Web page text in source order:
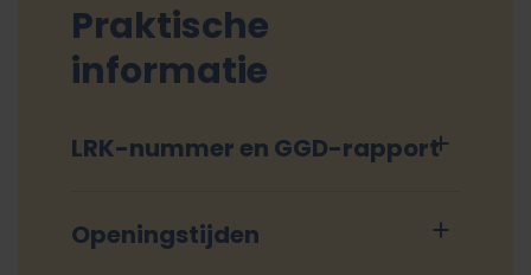
Praktische
informatie
LRK-nummer en GGD-rapport
Openingstijden